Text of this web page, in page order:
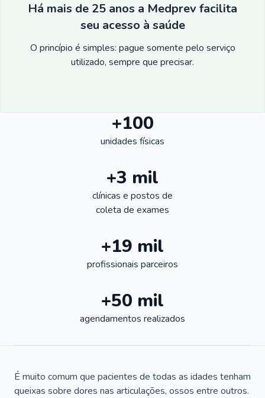
Há mais de 25 anos a Medprev facilita
seu acesso à saúde
O princípio é simples: pague somente pelo serviço
utilizado, sempre que precisar.
+100
unidades físicas
+3 mil
clínicas e postos de
coleta de exames
+19 mil
profissionais parceiros
+50 mil
agendamentos realizados
É muito comum que pacientes de todas as idades tenham
queixas sobre dores nas articulações, ossos entre outros.